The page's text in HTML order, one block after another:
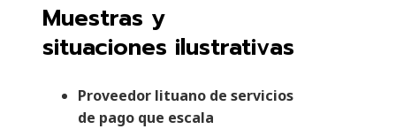
Muestras y
situaciones ilustrativas
Proveedor lituano de servicios
de pago que escala